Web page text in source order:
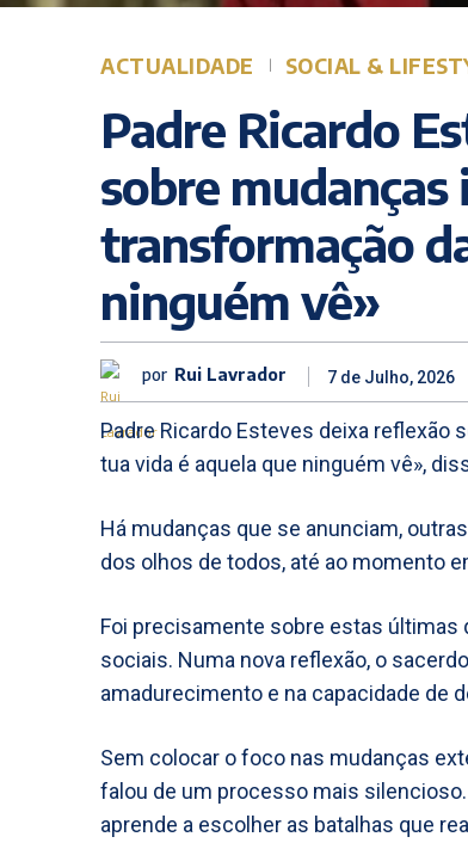
ACTUALIDADE SOCIAL &
Padre Ricardo
sobre
transformação
ninguém vê»
por Rui Lavrador 7 de Julho, 2026
Padre Ricardo Esteves deixa reflexão
tua vida é aquela que ninguém vê»,
Há mudanças que se anunciam,
dos olhos de todos, até ao momento
Foi precisamente sobre estas últimas
sociais. Numa nova reflexão, o
amadurecimento e na capacidade de
Sem colocar o foco nas mudanças
falou de um processo mais
aprende a escolher as batalhas que